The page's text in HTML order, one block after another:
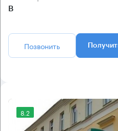
B
Позвонить
8.2